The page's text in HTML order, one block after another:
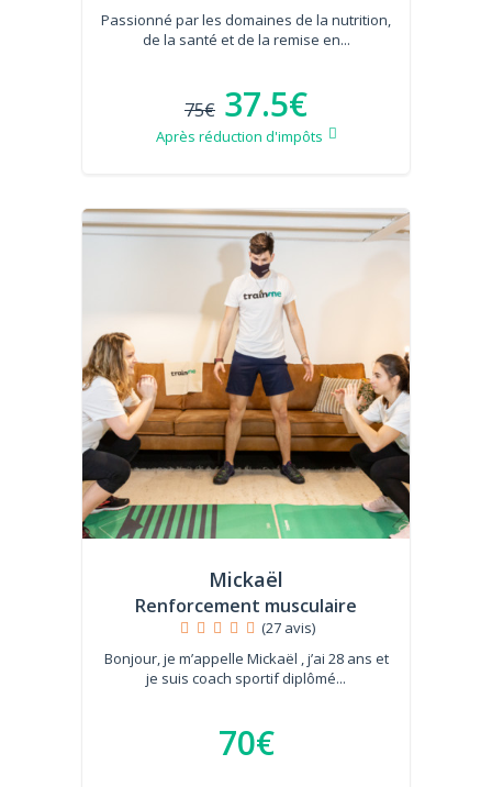
Passionné par les domaines de la nutrition,
de la santé et de la remise en...
75€ 37.5€
Après réduction d'impôts
Mickaël
Renforcement musculaire
(27 avis)
Bonjour, je m’appelle Mickaël , j’ai 28 ans et
je suis coach sportif diplômé...
70€